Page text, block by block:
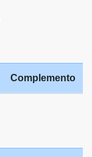
Complemento